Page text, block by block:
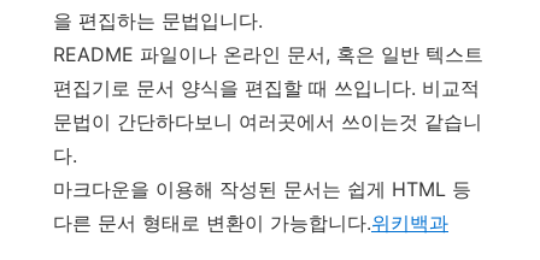
을 편집하는 문법입니다.
README 파일이나 온라인 문서, 혹은 일반 텍스트
편집기로 문서 양식을 편집할 때 쓰입니다. 비교적
문법이 간단하다보니 여러곳에서 쓰이는것 같습니
다.
마크다운을 이용해 작성된 문서는 쉽게 HTML 등
다른 문서 형태로 변환이 가능합니다.위키백과